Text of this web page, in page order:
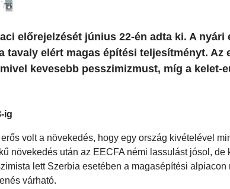
előrejelzését június 22-én adta ki. A
tavaly elért magas építési teljesítményt. Az
kevesebb pesszimizmust, míg a kelet-
ig
volt a növekedés, hogy egy ország kivételével
növekedés után az EECFA némi lassulást jósol,
lett Szerbia esetében a magasépítési
várható.